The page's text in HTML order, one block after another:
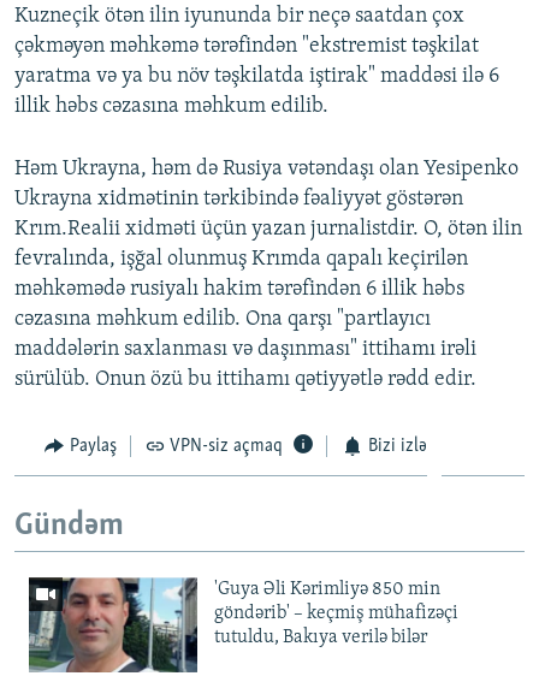
Kuzneçik ötən ilin iyununda bir neçə saatdan çox
çəkməyən məhkəmə tərəfindən "ekstremist təşkilat
yaratma və ya bu növ təşkilatda iştirak" maddəsi ilə 6
illik həbs cəzasına məhkum edilib.
Həm Ukrayna, həm də Rusiya vətəndaşı olan Yesipenko
Ukrayna xidmətinin tərkibində fəaliyyət göstərən
Krım.Realii xidməti üçün yazan jurnalistdir. O, ötən ilin
fevralında, işğal olunmuş Krımda qapalı keçirilən
məhkəmədə rusiyalı hakim tərəfindən 6 illik həbs
cəzasına məhkum edilib. Ona qarşı "partlayıcı
maddələrin saxlanması və daşınması" ittihamı irəli
sürülüb. Onun özü bu ittihamı qətiyyətlə rədd edir.
Paylaş VPN-siz açmaq Bizi izlə
Gündəm
'Guya Əli Kərimliyə 850 min
göndərib' – keçmiş mühafizəçi
tutuldu, Bakıya verilə bilər